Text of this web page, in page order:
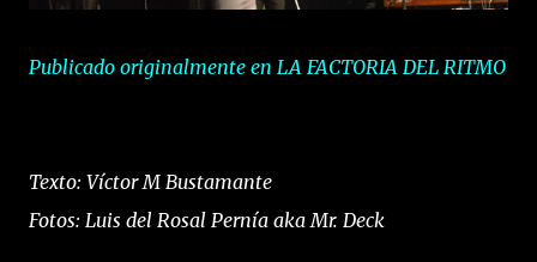
Publicado originalmente en LA FACTORIA DEL RITMO
Texto: Víctor M Bustamante
Fotos: Luis del Rosal Pernía aka Mr. Deck